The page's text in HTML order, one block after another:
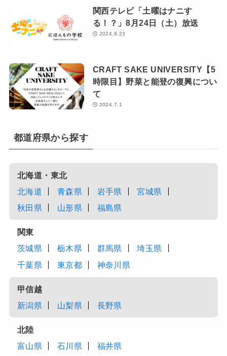
関西テレビ「土曜はナニす
る！？」8月24日（土）放送
2024.8.23
CRAFT SAKE UNIVERSITY【5
時限目】野菜と能登の復興につい
て
2024.7.1
都道府県から探す
北海道・東北
北海道
青森県 岩手県
宮城県
秋田県
山形県 福島県
関東
茨城県
栃木県 群馬県
埼玉県
千葉県
東京都 神奈川県
甲信越
新潟県
山梨県 長野県
北陸
富山県
石川県 福井県